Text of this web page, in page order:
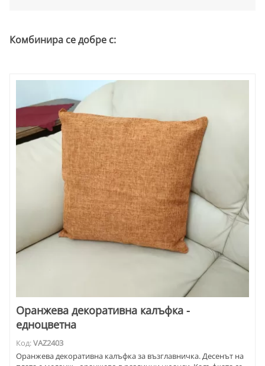
Комбинира се добре с:
Оранжева декоративна калъфка -
едноцветна
Код:VAZ2403
Оранжева декоративна калъфка за възглавничка. Десенът на